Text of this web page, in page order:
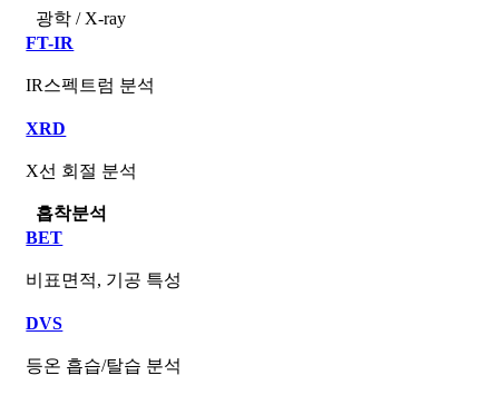
광학 / X-ray
FT-IR
IR스펙트럼 분석
XRD
X선 회절 분석
흡착분석
BET
비표면적, 기공 특성
DVS
등온 흡습/탈습 분석